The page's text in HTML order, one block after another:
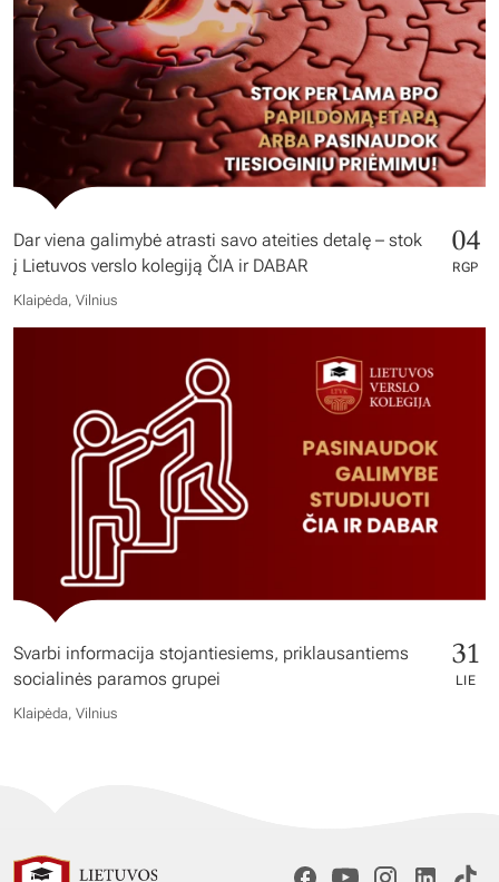
Dar viena galimybė atrasti savo ateities detalę – stok
į Lietuvos verslo kolegiją ČIA ir DABAR
04
RGP
Klaipėda, Vilnius
Svarbi informacija stojantiesiems, priklausantiems
socialinės paramos grupei
31
LIE
Klaipėda, Vilnius